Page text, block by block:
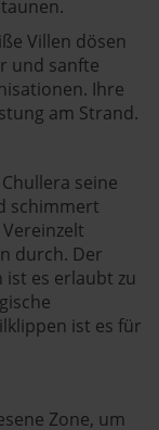
Villen dösen
und sanfte
Ihre
am Strand.
seine
schimmert
durch. Der
es erlaubt zu
ist es für
Zone, um